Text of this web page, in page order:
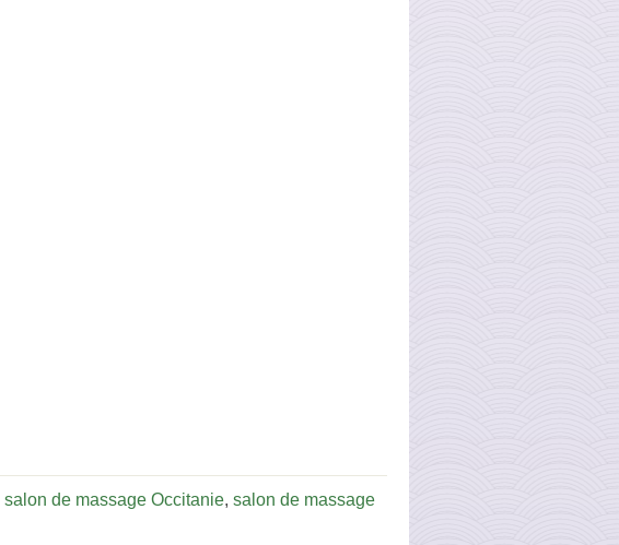
salon de massage Occitanie, salon de massage